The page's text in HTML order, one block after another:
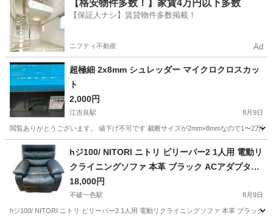
【格安物件多数！】家賃4万円以下多数
【保証人ナシ】賃貸物件多数掲載！
ニフティ不動産 Ad
超極細 2x8mm シュレッダー マイクロクロスカッ
ト
2,000円
江吉良駅 8月9日
閲覧ありがとうございます。 値下げ不可です 裁断サイズが2mm×8mmなので1〜2万
岐阜 羽島市 江吉良駅 オフィス用家具 シュレッダー
hジ100/ NITORI ニトリ ビリーバー2 1人用 電動リ
クライニングソファ 本革 ブラック ACアダプター
付き 現状品 イス 家具
18,000円
不破一色駅 8月9日
hジ100/ NITORI ニトリ ビリーバー2 1人用 電動リクライニングソファ 本革 ブラック